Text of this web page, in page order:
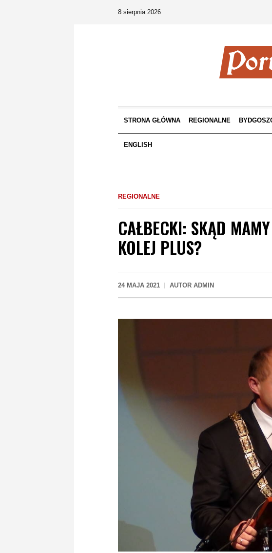
8 sierpnia 2026
STRONA GŁÓWNA REGIONALNE
ENGLISH
REGIONALNE
CAŁBECKI: SKĄD
KOLEJ PLUS?
24 MAJA 2021 AUTOR ADMIN